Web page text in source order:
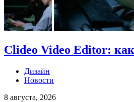
Clideo Video Editor:
Дизайн
Новости
8 августа, 2026